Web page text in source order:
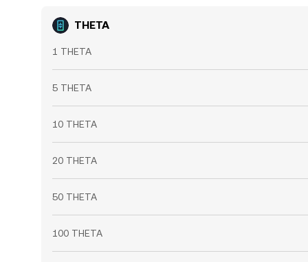
THETA
1 THETA
5 THETA
10 THETA
20 THETA
50 THETA
100 THETA